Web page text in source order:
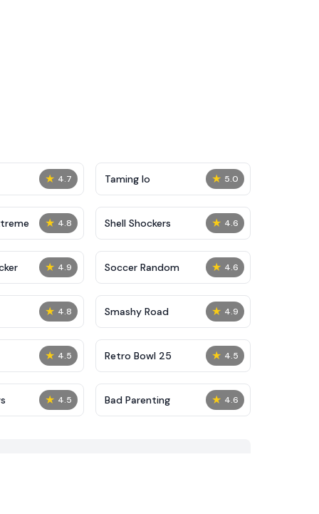
★ 4.7 ★ 5.0
Taming Io
★ 4.8 ★ 4.6
Shell Shockers
★ 4.9 ★ 4.6
Soccer Random
★ 4.8 ★ 4.9
Smashy Road
★ 4.5 ★ 4.5
Retro Bowl 25
★ 4.5 ★ 4.6
Bad Parenting